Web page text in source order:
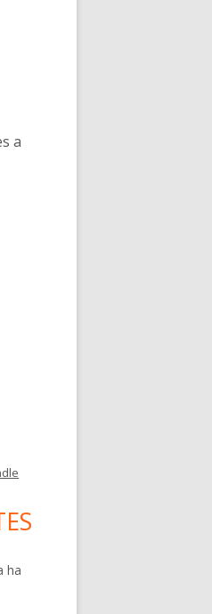
a
ha